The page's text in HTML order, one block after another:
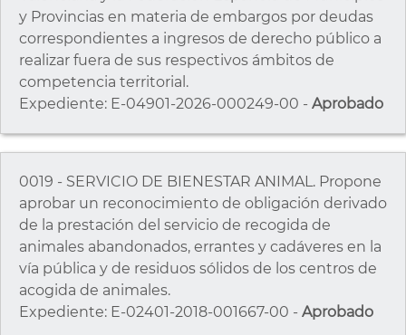
y Provincias en materia de embargos por deudas
correspondientes a ingresos de derecho público a
realizar fuera de sus respectivos ámbitos de
competencia territorial.
Expediente: E-04901-2026-000249-00 - Aprobado
0019 - SERVICIO DE BIENESTAR ANIMAL. Propone
aprobar un reconocimiento de obligación derivado
de la prestación del servicio de recogida de
animales abandonados, errantes y cadáveres en la
vía pública y de residuos sólidos de los centros de
acogida de animales.
Expediente: E-02401-2018-001667-00 - Aprobado